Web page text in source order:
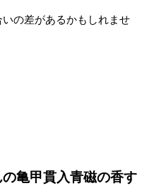
の差があるかもしれませ
亀甲貫入青磁の香す